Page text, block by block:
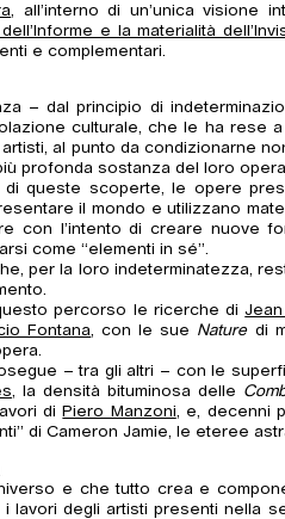
, all’interno di un’unica visione
e la materialità
e complementari.
– dal principio di
culturale, che le ha rese
al punto da condizionarne
profonda sostanza del loro
queste scoperte, le opere
il mondo e utilizzano
con l’intento di creare nuove
come “elementi in sé”.
per la loro indeterminatezza,
percorso le ricerche di
Fontana, con le sue Naturedi
– tra gli altri – con le
, la densità bituminosa delle
di Piero Manzoni, e, decenni
di Cameron Jamie, le eteree
e che tutto crea e
lavori degli artisti presenti nella